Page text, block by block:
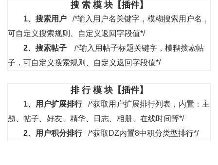
搜 索 模 块【插件】
1、 搜索用户 /*输入用户名关键字，模糊搜索用户名，
可自定义搜索规则、自定义返回字段值*/
2、 搜索帖子 /*输入用帖子标题关键字，模糊搜索帖
子，可自定义搜索规则、自定义返回字段值*/
排 行 模 块【插件】
1、 用户扩展排行
/*获取用户扩展排行列表，内置：主
题、帖子、好友、精华、日志、相册、在线时间等*/
2、
用户积分排行/*获取DZ内置8中积分类型排行*/